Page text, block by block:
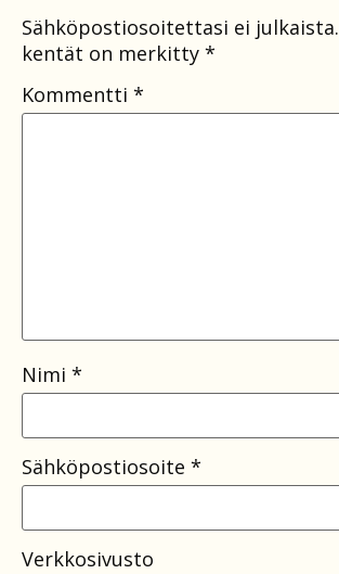
Sähköpostiosoitettasi ei julkaista.
kentät on merkitty *
Kommentti *
Nimi *
Sähköpostiosoite *
Verkkosivusto